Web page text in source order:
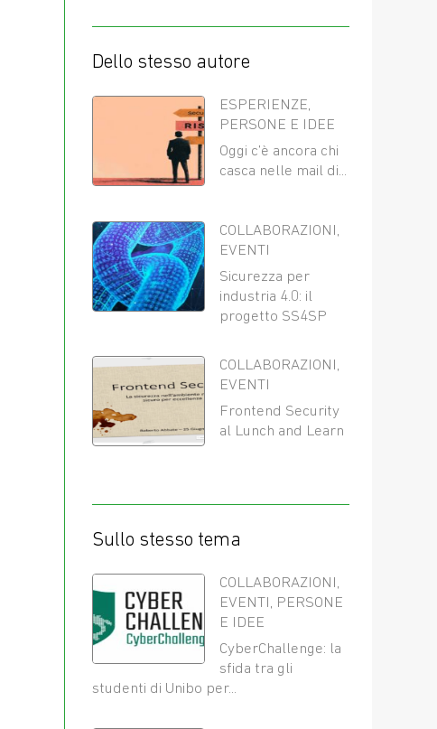
Dello stesso autore
ESPERIENZE,
PERSONE E IDEE
Oggi c’è ancora chi
casca nelle mail di...
COLLABORAZIONI ,
EVENTI
Sicurezza per
industria 4.0: il
progetto SS4SP
COLLABORAZIONI ,
EVENTI
Frontend Security
al Lunch and Learn
Sullo stesso tema
COLLABORAZIONI ,
EVENTI , PERSONE
E IDEE
CyberChallenge: la
sfida tra gli
studenti di Unibo per...